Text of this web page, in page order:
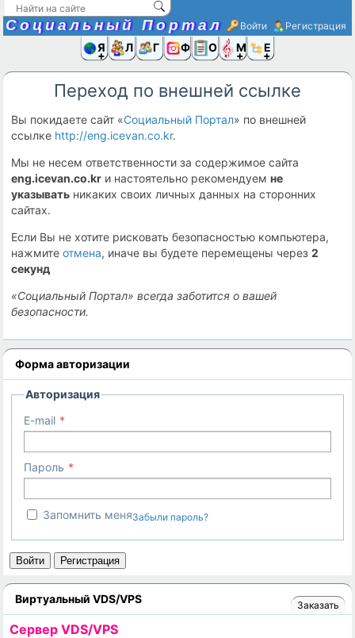
Социальный Портал Войти Регистрация
Я иЛюди
Группы
Фото Ещё
Переход по внешней ссылке
Вы покидаете сайт «Социальный Портал» по внешней
ссылке http://eng.icevan.co.kr.
Мы не несем ответственности за содержимое сайта
eng.icevan.co.kr и настоятельно рекомендуемне
указывать никаких своих личных данных на сторонних
сайтах.
Если Вы не хотите рисковать безопасностью компьютера,
нажмитеотмена, иначе вы будете перемещены через2
секунд
«Социальный Портал» всегда заботится о вашей
безопасности.
Форма авторизации
Авторизация
E-mail
Пароль
Запомнить меняЗабыли пароль?
Войти Регистрация
Виртуальный VDS/VPS Заказать
Cервер VDS/VPS